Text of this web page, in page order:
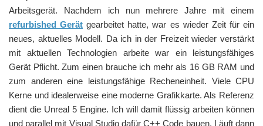
Arbeitsgerät. Nachdem ich nun mehrere Jahre mit einem
refurbished Gerät gearbeitet hatte, war es wieder Zeit für ein
neues, aktuelles Modell. Da ich in der Freizeit wieder verstärkt
mit aktuellen Technologien arbeite war ein leistungsfähiges
Gerät Pflicht. Zum einen brauche ich mehr als 16 GB RAM und
zum anderen eine leistungsfähige Recheneinheit. Viele CPU
Kerne und idealerweise eine moderne Grafikkarte. Als Referenz
dient die Unreal 5 Engine. Ich will damit flüssig arbeiten können
und parallel mit Visual Studio dafür C++ Code bauen. Läuft dann